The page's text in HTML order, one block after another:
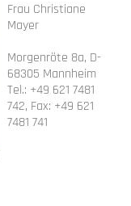
Frau Christiane
Mayer
Morgenröte 8a, D-
68305 Mannheim
Tel.: +49 621 7481
742, Fax: +49 621
7481 741